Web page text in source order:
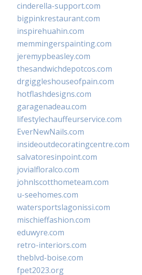
cinderella-support.com
bigpinkrestaurant.com
inspirehuahin.com
memmingerspainting.com
jeremypbeasley.com
thesandwichdepotcos.com
drgiggleshouseofpain.com
hotflashdesigns.com
garagenadeau.com
lifestylechauffeurservice.com
EverNewNails.com
insideoutdecoratingcentre.com
salvatoresinpoint.com
jovialfloralco.com
johnlscotthometeam.com
u-seehomes.com
watersportslagonissi.com
mischieffashion.com
eduwyre.com
retro-interiors.com
theblvd-boise.com
fpet2023.org